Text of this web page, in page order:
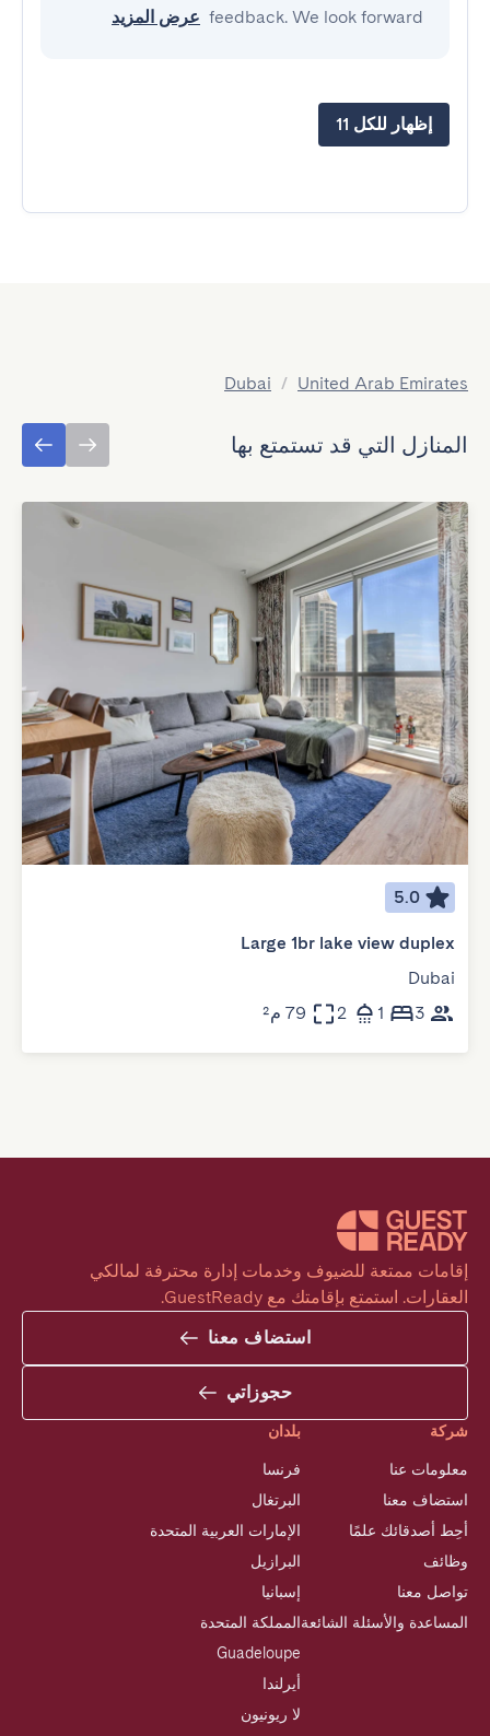
feedback. We look forward عرض المزيد
إظهار للكل 11
United Arab Emirates
/
Dubai
المنازل التي قد تستمتع بها
5.0
Large 1br lake view duplex
Dubai
3
1
2 79 م²
العقارات. استمتع بإقامتك مع GuestReady.
استضاف معنا
حجوزاتي
شركة
معلومات عنا
استضاف معنا
أحِط أصدقائك علمًا
وظائف
تواصل معنا
المساعدة والأسئلة الشائعة
بلدان
فرنسا
البرتغال
الإمارات العربية المتحدة
البرازيل
إسبانيا
المملكة المتحدة
Guadeloupe
أيرلندا
لا ريونيون